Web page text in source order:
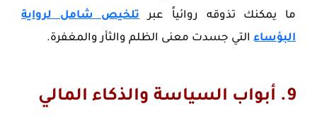
ما يمكنك تذوقه روائياً عبرتلخيص شامل لرواية
البؤساء التي جسدت معنى الظلم والثأر والمغفرة.
9. أبواب السياسة والذكاء المالي